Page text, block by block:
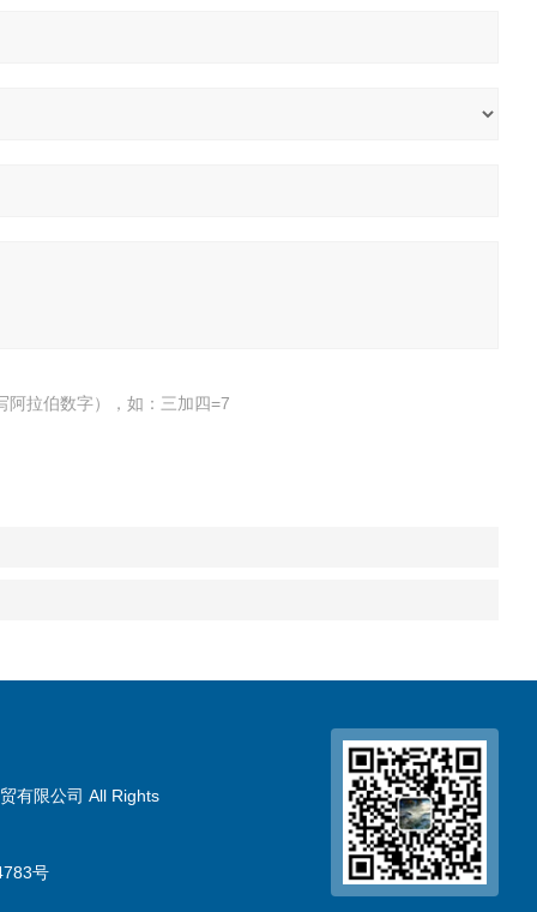
阿拉伯数字），如：三加四=7
有限公司 All Rights
号